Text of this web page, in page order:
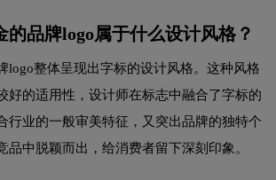
的品牌logo属于什么设计风格？
logo整体呈现出字标的设计风格。这种风格
好的适用性，设计师在标志中融合了字标的
行业的一般审美特征，又突出品牌的独特个
品中脱颖而出，给消费者留下深刻印象。